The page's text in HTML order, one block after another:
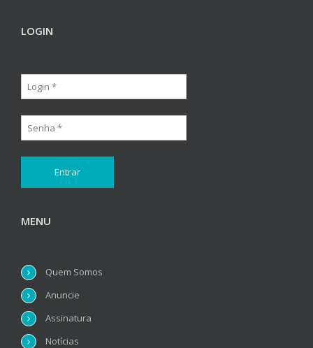
LOGIN
MENU
Quem Somos
Anuncie
Assinatura
Notícias